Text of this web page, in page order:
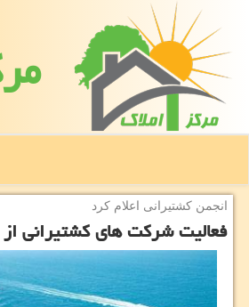
انجمن كشتیرانی اعلام كرد
فعالیت شركت های كشتیرانی